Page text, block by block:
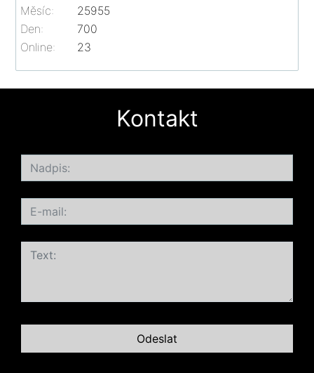
Online: 23
Měsíc:
25955
Den:
700
Kontakt